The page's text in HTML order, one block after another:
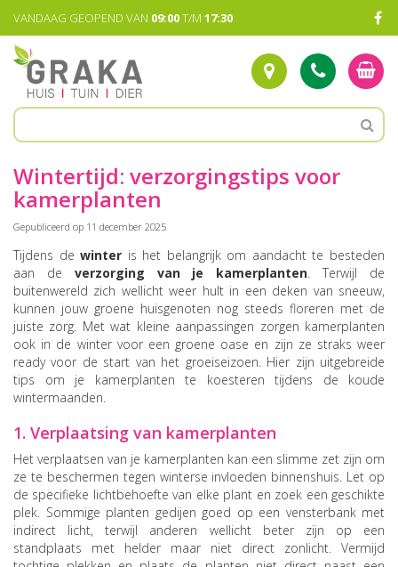
VANDAAG GEOPEND VAN 09:00T/M 17:30
Wintertijd: verzorgingstips voor
kamerplanten
Gepubliceerd op 11 december 2025
Tijdens dewinter is het belangrijk om aandacht te besteden
aan de verzorging van je kamerplanten. Terwijl de
buitenwereld zich wellicht weer hult in een deken van sneeuw,
kunnen jouw groene huisgenoten nog steeds floreren met de
juiste zorg. Met wat kleine aanpassingen zorgen kamerplanten
ook in de winter voor een groene oase en zijn ze straks weer
ready voor de start van het groeiseizoen. Hier zijn uitgebreide
tips om je kamerplanten te koesteren tijdens de koude
wintermaanden.
1. Verplaatsing van kamerplanten
Het verplaatsen van je kamerplanten kan een slimme zet zijn om
ze te beschermen tegen winterse invloeden binnenshuis. Let op
de specifieke lichtbehoefte van elke plant en zoek een geschikte
plek. Sommige planten gedijen goed op een vensterbank met
indirect licht, terwijl anderen wellicht beter zijn op een
standplaats met helder maar niet direct zonlicht. Vermijd